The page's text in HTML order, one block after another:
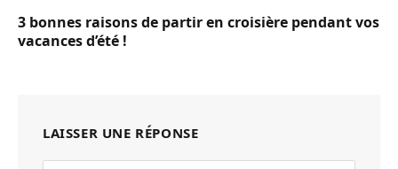
3 bonnes raisons de partir en croisière pendant vos
vacances d’été !
LAISSER UNE RÉPONSE